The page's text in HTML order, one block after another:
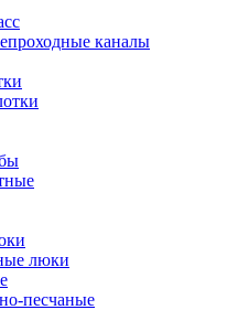
каналы
люки
песчаные